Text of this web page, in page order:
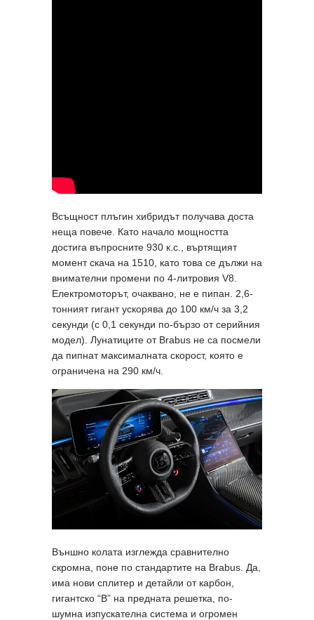
Всъщност плъгин хибридът получава доста
неща повече. Като начало мощността
достига въпросните 930 к.с., въртящият
момент скача на 1510, като това се дължи на
внимателни промени по 4-литровия V8.
Електромоторът, очаквано, не е пипан. 2,6-
тонният гигант ускорява до 100 км/ч за 3,2
секунди (с 0,1 секунди по-бързо от серийния
модел). Лунатиците от Brabus не са посмели
да пипнат максималната скорост, която е
ограничена на 290 км/ч.
Външно колата изглежда сравнително
скромна, поне по стандартите на Brabus. Да,
има нови сплитер и детайли от карбон,
гигантско “B” на предната решетка, по-
шумна изпускателна система и огромен